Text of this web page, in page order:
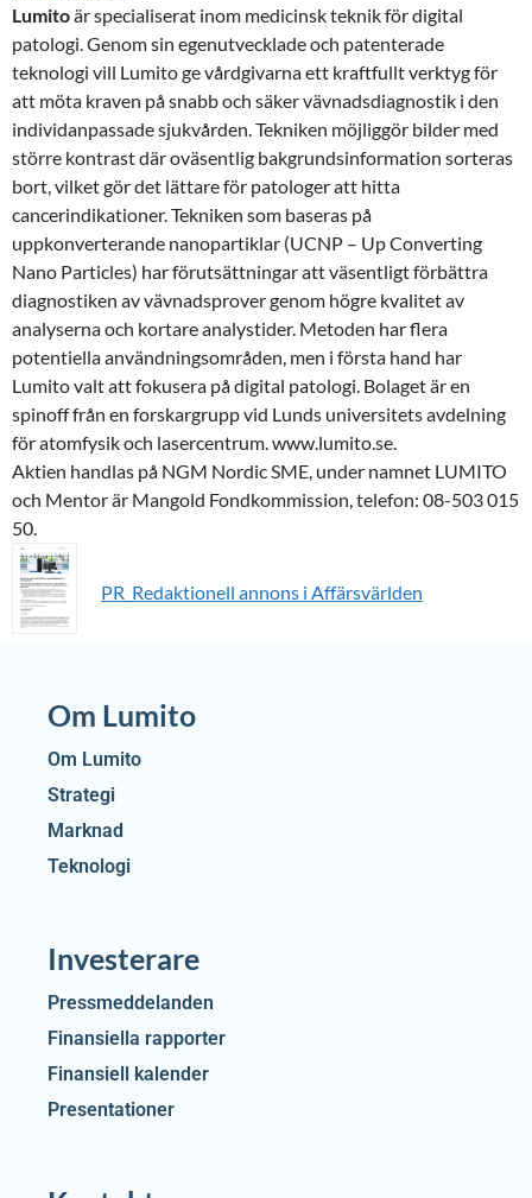
Lumitoär specialiserat inom medicinsk teknik för digital
patologi. Genom sin egenutvecklade och patenterade
teknologi vill Lumito ge vårdgivarna ett kraftfullt verktyg för
att möta kraven på snabb och säker vävnadsdiagnostik i den
individanpassade sjukvården. Tekniken möjliggör bilder med
större kontrast där oväsentlig bakgrundsinformation sorteras
bort, vilket gör det lättare för patologer att hitta
cancerindikationer. Tekniken som baseras på
uppkonverterande nanopartiklar (UCNP – Up Converting
Nano Particles) har förutsättningar att väsentligt förbättra
diagnostiken av vävnadsprover genom högre kvalitet av
analyserna och kortare analystider. Metoden har flera
potentiella användningsområden, men i första hand har
Lumito valt att fokusera på digital patologi. Bolaget är en
spinoff från en forskargrupp vid Lunds universitets avdelning
för atomfysik och lasercentrum. www.lumito.se.
Aktien handlas på NGM Nordic SME, under namnet LUMITO
och Mentor är Mangold Fondkommission, telefon: 08-503 015
50.
PR_Redaktionell annons i Affärsvärlden
Om Lumito
Om Lumito
Strategi
Marknad
Teknologi
Investerare
Pressmeddelanden
Finansiella rapporter
Finansiell kalender
Presentationer